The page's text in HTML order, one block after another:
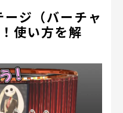
ジ（バーチャ
使い方を解